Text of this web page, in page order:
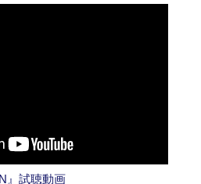
』試聴動画